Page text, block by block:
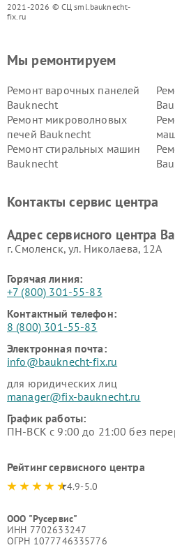
2021-2026 © СЦ sml.bauknecht-
fix.ru
Мы ремонтируем
Ремонт варочных панелей
Bauknecht
Ремонт микроволновых
печей Bauknecht
Ремонт стиральных машин
Bauknecht
Контакты сервис центра
Адрес сервисного центра
г. Смоленск, ул. Николаева, 12А
Горячая линия:
+7 (800) 301-55-83
Контактный телефон:
8 (800) 301-55-83
Электронная почта:
info@bauknecht-fix.ru
для юридических лиц
manager@fix-bauknecht.ru
График работы:
ПН-ВСК с 9:00 до 21:00 без
Рейтинг сервисного центра
4.9-5.0
ООО "Русервис"
ИНН 7702633247
ОГРН 1077746335776